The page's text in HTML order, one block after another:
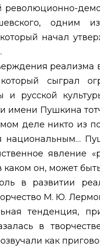
одним из
начал
реализма
сыграл
и русской
имени Пушкина
деле никто из
национальным…
явление
каком он, может
в развитии
М. Ю.
тенденция,
в
как